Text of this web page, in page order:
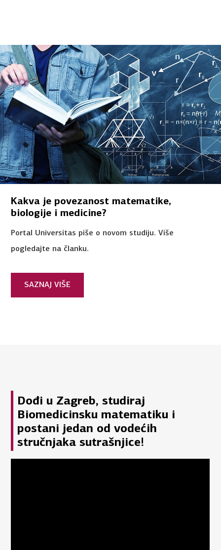
Kakva je povezanost matematike,
biologije i medicine?
Portal Universitas piše o novom studiju. Više
pogledajte na članku.
SAZNAJ VIŠE
Dođi u Zagreb, studiraj
Biomedicinsku matematiku i
postani jedan od vodećih
stručnjaka sutrašnjice!